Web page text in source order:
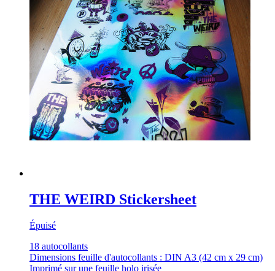
THE WEIRD Stickersheet
Épuisé
18 autocollants
Dimensions feuille d'autocollants : DIN A3 (42 cm x 29 cm)
Imprimé sur une feuille holo irisée